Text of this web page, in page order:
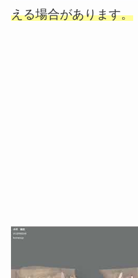
える場合があります。